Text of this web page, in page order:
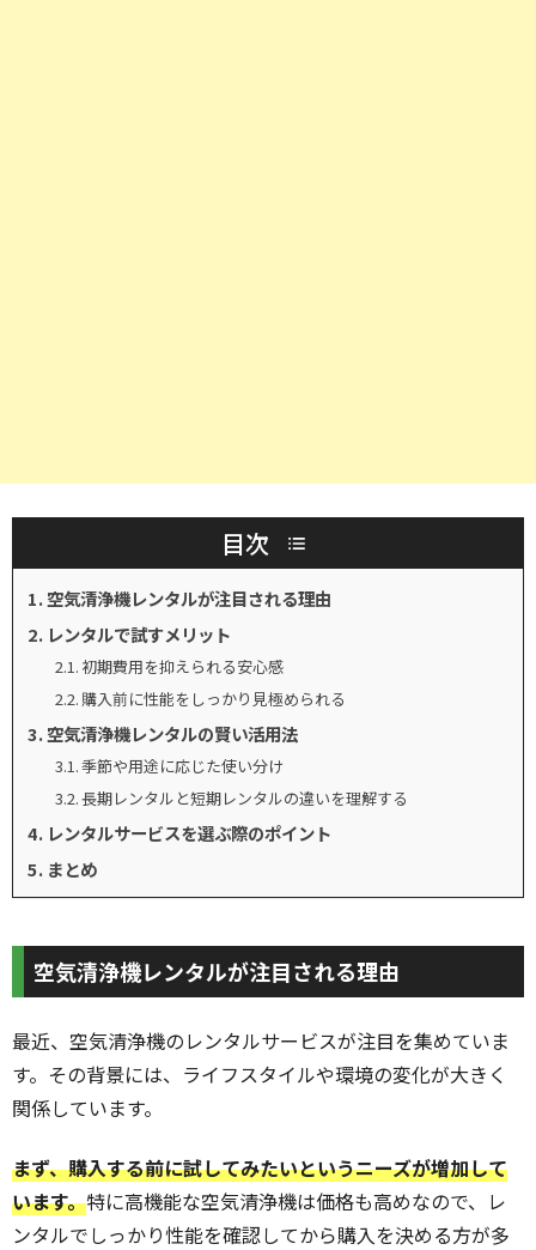
目次
空気清浄機レンタルが注目される理由
レンタルで試すメリット
初期費用を抑えられる安心感
購入前に性能をしっかり見極められる
空気清浄機レンタルの賢い活用法
季節や用途に応じた使い分け
長期レンタルと短期レンタルの違いを理解する
レンタルサービスを選ぶ際のポイント
まとめ
空気清浄機レンタルが注目される理由
最近、空気清浄機のレンタルサービスが注目を集めていま
す。その背景には、ライフスタイルや環境の変化が大きく
関係しています。
まず、購入する前に試してみたいというニーズが増加して
います。特に高機能な空気清浄機は価格も高めなので、レ
ンタルでしっかり性能を確認してから購入を決める方が多